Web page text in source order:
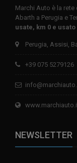
Marchi Auto è la
Abarth a Perugia e
usate, km 0 e
Perugia, Assisi,
+39 075 5279126
NEWSLETTER